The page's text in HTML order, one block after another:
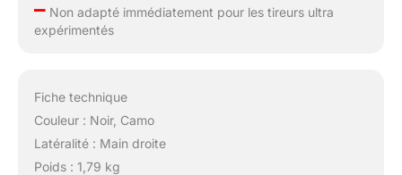
Complet」Choisissez
–Non adapté immédiatement pour les tireurs ultra
expérimentés
Fiche technique
Couleur : Noir, Camo
Latéralité : Main droite
Poids : 1,79 kg